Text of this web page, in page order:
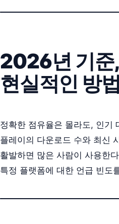
2026년 기준
현실적인 방
정확한 점유율은 몰라도, 인기
플레이의 다운로드 수와 최신
활발하면 많은 사람이 사용한
특정 플랫폼에 대한 언급 빈도